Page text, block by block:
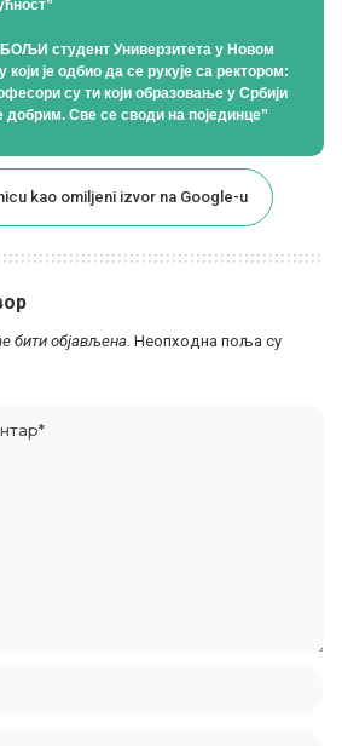
студент Универзитета у Новом
који је одбио да се рукује са ректором:
су ти који образовање у Србији
добрим. Све се своди на појединце”
kao omiljeni izvor na Google-u
бити објављена. Неопходна поља су